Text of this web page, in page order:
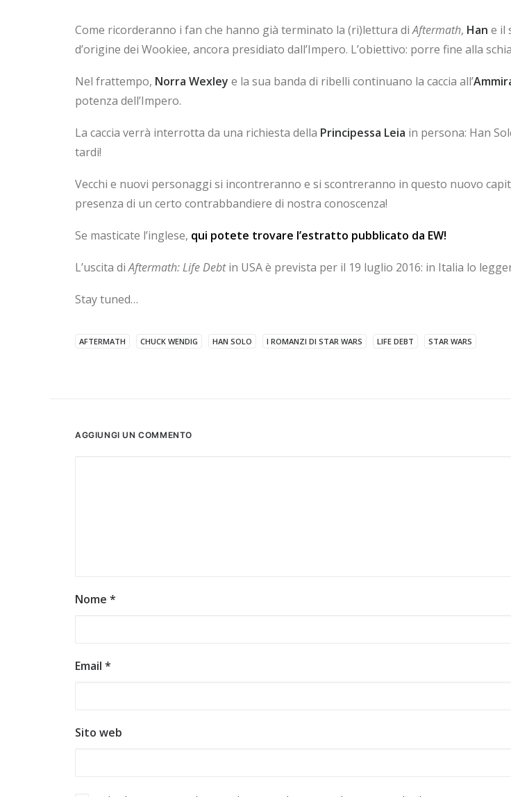
Come ricorderanno i fan che hanno già terminato la (ri)lettura diAftermath, Han e il
d’origine dei Wookiee, ancora presidiato dall’Impero. L’obiettivo: porre fine alla
Nel frattempo, Norra Wexley e la sua banda di ribelli continuano la caccia all’
potenza dell’Impero.
La caccia verrà interrotta da una richiesta della Principessa Leia in persona: Han
tardi!
Vecchi e nuovi personaggi si incontreranno e si scontreranno in questo nuovo
presenza di un certo contrabbandiere di nostra conoscenza!
Se masticate l’inglese, qui potete trovare l’estratto pubblicato da EW!
L’uscita diAftermath: Life Debtin USA è prevista per il 19 luglio 2016: in Italia lo
Stay tuned…
AFTERMATH CHUCK WENDIG HAN SOLO I ROMANZI DI STAR WARS LIFE DEBT STAR WARS
AGGIUNGI UN COMMENTO
Nome *
Email *
Sito web